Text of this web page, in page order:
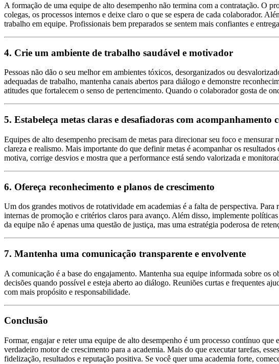
A formação de uma equipe de alto desempenho não termina com a contratação. O
colegas, os processos internos e deixe claro o que se espera de cada colaborador.
trabalho em equipe. Profissionais bem preparados se sentem mais confiantes e
4. Crie um ambiente de trabalho saudável e motivador
Pessoas não dão o seu melhor em ambientes tóxicos, desorganizados ou
adequadas de trabalho, mantenha canais abertos para diálogo e demonstre
atitudes que fortalecem o senso de pertencimento. Quando o colaborador gosta de
5. Estabeleça metas claras e desafiadoras com acompanhamento
Equipes de alto desempenho precisam de metas para direcionar seu foco e
clareza e realismo. Mais importante do que definir metas é acompanhar os
motiva, corrige desvios e mostra que a performance está sendo valorizada e
6. Ofereça reconhecimento e planos de crescimento
Um dos grandes motivos de rotatividade em academias é a falta de perspectiva.
internas de promoção e critérios claros para avanço. Além disso, implemente
da equipe não é apenas uma questão de justiça, mas uma estratégia poderosa de
7. Mantenha uma comunicação transparente e envolvente
A comunicação é a base do engajamento. Mantenha sua equipe informada sobre
decisões quando possível e esteja aberto ao diálogo. Reuniões curtas e frequentes
com mais propósito e responsabilidade.
Conclusão
Formar, engajar e reter uma equipe de alto desempenho é um processo contínuo
verdadeiro motor de crescimento para a academia. Mais do que executar tarefas,
fidelização, resultados e reputação positiva. Se você quer uma academia forte,